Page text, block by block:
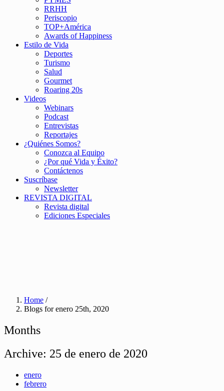
RRHH
Periscopio
TOP+América
Awards of Happiness
Estilo de Vida
Deportes
Turismo
Salud
Gourmet
Roaring 20s
Videos
Webinars
Podcast
Entrevistas
Reportajes
¿Quiénes Somos?
Conozca al Equipo
¿Por qué Vida y Éxito?
Contáctenos
Suscríbase
Newsletter
REVISTA DIGITAL
Revista digital
Ediciones Especiales
Home /
Blogs for enero 25th, 2020
Months
Archive: 25 de enero de 2020
enero
febrero